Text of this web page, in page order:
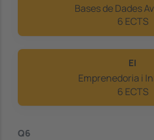
Bases de Dades
6 ECTS
EI
Emprenedoria i
6 ECTS
Q6